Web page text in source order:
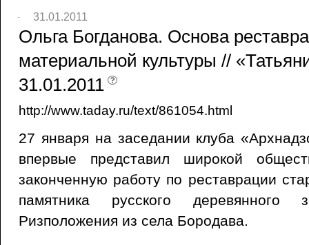
31.01.2011
Ольга Богданова. Основа
материальной культуры //
31.01.2011
http://www.taday.ru/text/861054.html
27 января на заседании клуба
впервые представил широкой
законченную работу по реставрации
памятника русского деревянного
Ризположения из села Бородава.